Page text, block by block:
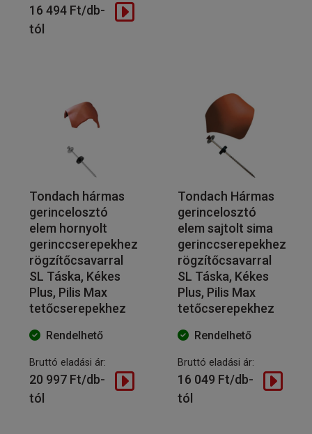
16 494 Ft/db-
tól
Tondach hármas
gerincelosztó
elem hornyolt
gerinccserepekhez
rögzítőcsavarral
SL Táska, Kékes
Plus, Pilis Max
tetőcserepekhez
Rendelhető
Bruttó eladási ár:
20 997 Ft/db-
tól
Tondach Hármas
gerincelosztó
elem sajtolt sima
gerinccserepekhez
rögzítőcsavarral
SL Táska, Kékes
Plus, Pilis Max
tetőcserepekhez
Rendelhető
Bruttó eladási ár:
16 049 Ft/db-
tól